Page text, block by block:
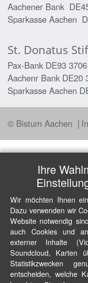
Aachener Bank
Sparkasse Aachen
St. Donatus
Pax-Bank DE93
Aachenr Bank DE20
Sparkasse Aachen
© Bistum Aachen
Ihre
Wir möchten Ihnen
Dazu verwenden wir
Website notwendig
auch Cookies und
externer Inhalte
Soundcloud, Karten
Statistikzwecken
entscheiden, welche